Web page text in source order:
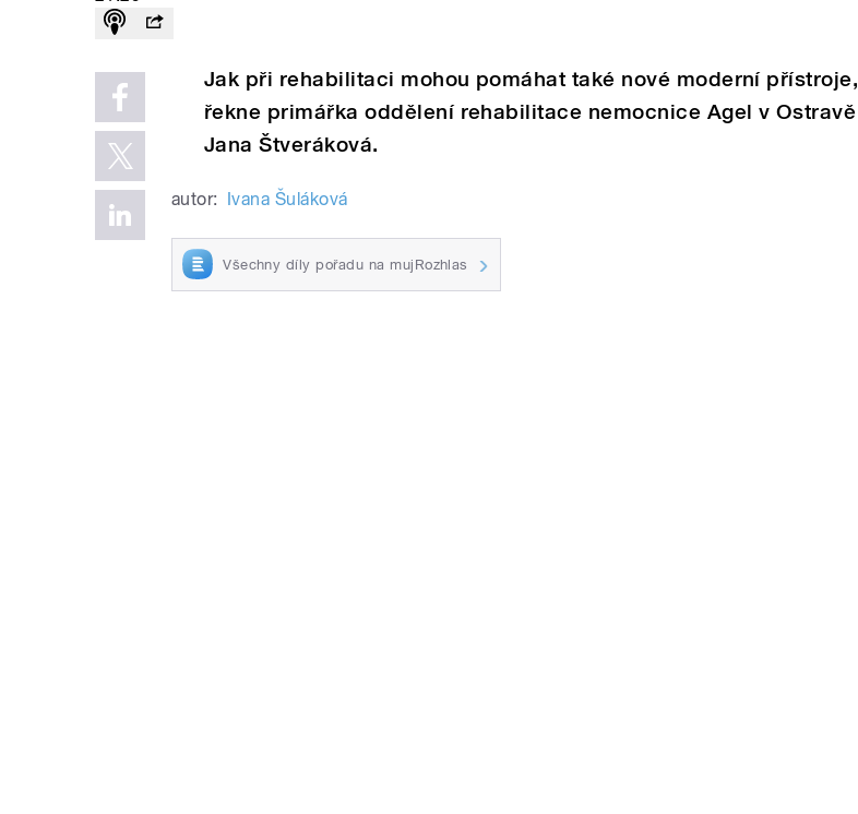
Jak při rehabilitaci mohou pomáhat také nové moderní přístroje,
řekne primářka oddělení rehabilitace nemocnice Agel v Ostravě
Jana Štveráková.
autor: Ivana Šuláková
Všechny díly pořadu na mujRozhlas